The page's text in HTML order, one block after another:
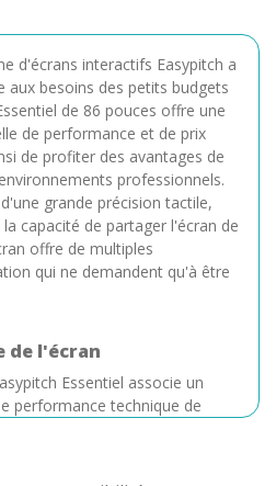
d'écrans interactifs Easypitch a
aux besoins des petits budgets
de 86 pouces offre une
de performance et de prix
de profiter des avantages de
professionnels.
grande précision tactile,
capacité de partager l'écran de
offre de multiples
qui ne demandent qu'à être
de l'écran
Essentiel associe un
performance technique de